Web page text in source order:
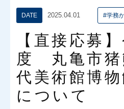
DATE 2025.04.01 #学務
【直接応募
度 丸亀市猪
代美術館博
について